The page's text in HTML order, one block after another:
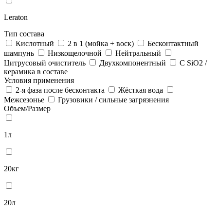
Leraton
Тип состава
Кислотный
2 в 1 (мойка + воск)
Бесконтактный
шампунь
Низкощелочной
Нейтральный
Цитрусовый очиститель
Двухкомпонентный
С SiO2 /
керамика в составе
Условия применения
2-я фаза после бесконтакта
Жёсткая вода
Межсезонье
Грузовики / сильные загрязнения
Объем/Размер
1л
20кг
20л